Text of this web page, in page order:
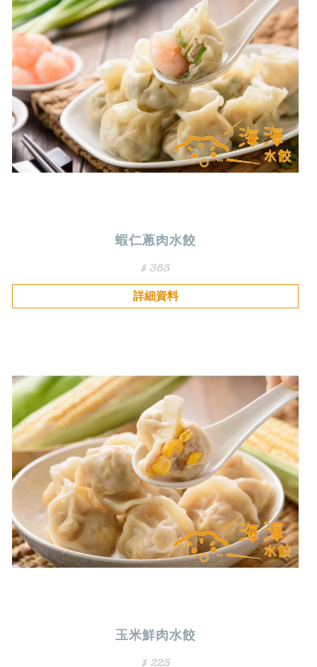
蝦仁蔥肉水餃
$ 365
詳細資料
玉米鮮肉水餃
$ 225